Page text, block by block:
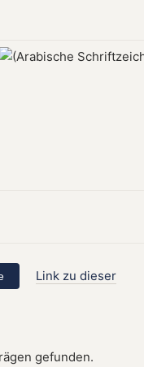
Link zu dieser
gefunden.